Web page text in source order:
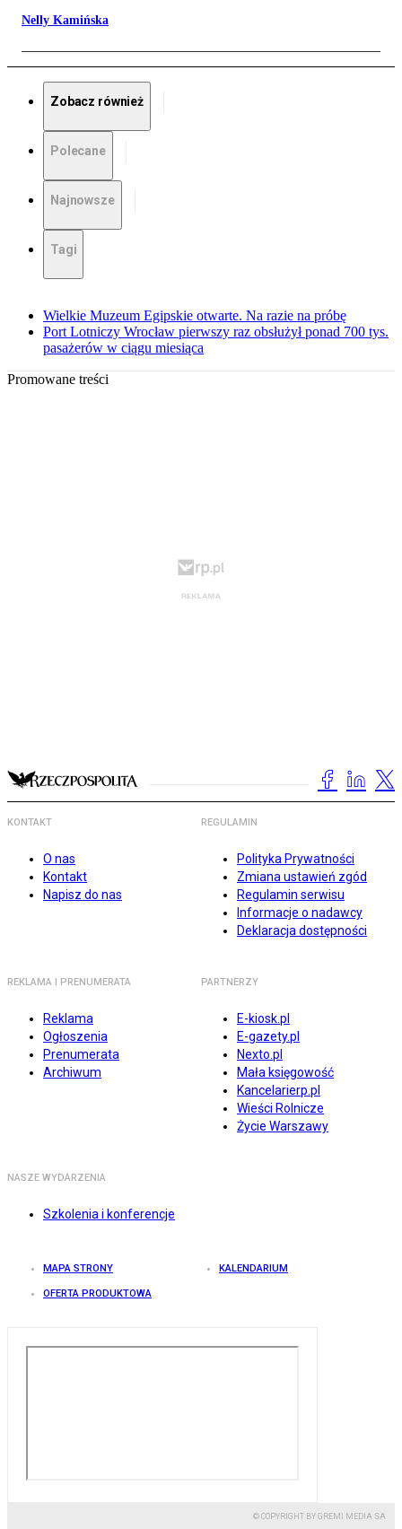
Nelly Kamińska
Zobacz również
Polecane
Najnowsze
Tagi
Wielkie Muzeum Egipskie otwarte. Na razie na próbę
Port Lotniczy Wrocław pierwszy raz obsłużył ponad 700 tys.
pasażerów w ciągu miesiąca
Promowane treści
KONTAKT
O nas
Kontakt
Napisz do nas
REGULAMIN
Polityka Prywatności
Zmiana ustawień zgód
Regulamin serwisu
Informacje o nadawcy
Deklaracja dostępności
REKLAMA I PRENUMERATA
Reklama
Ogłoszenia
Prenumerata
Archiwum
PARTNERZY
E-kiosk.pl
E-gazety.pl
Nexto.pl
Mała księgowość
Kancelarierp.pl
Wieści Rolnicze
Życie Warszawy
NASZE WYDARZENIA
Szkolenia i konferencje
MAPA STRONY KALENDARIUM
OFERTA PRODUKTOWA
© COPYRIGHT BY GREMI MEDIA SA